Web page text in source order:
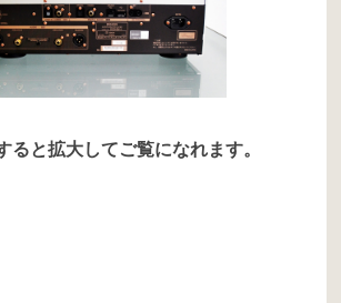
ると拡大してご覧になれます。